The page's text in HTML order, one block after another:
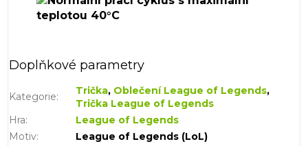
Doplňkové parametry
Kategorie: Trička, Oblečení League of Legends,
Trička League of Legends
Hra:
League of Legends
Motiv:
League of Legends (LoL)